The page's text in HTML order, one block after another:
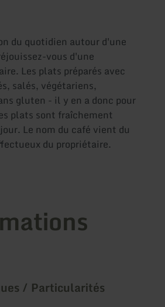
du quotidien autour d'une
vous d'une
Les plats préparés avec
salés, végétariens,
gluten - il y en a donc pour
plats sont fraîchement
Le nom du café vient du
du propriétaire.
/ Particularités